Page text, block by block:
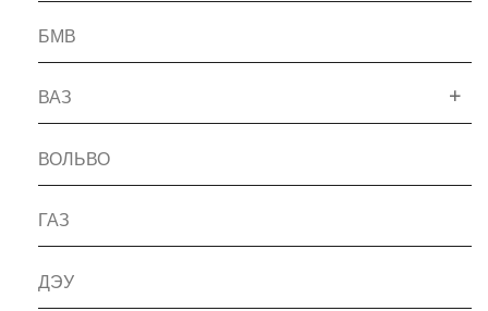
БМВ
ВАЗ
ВОЛЬВО
ГАЗ
ДЭУ